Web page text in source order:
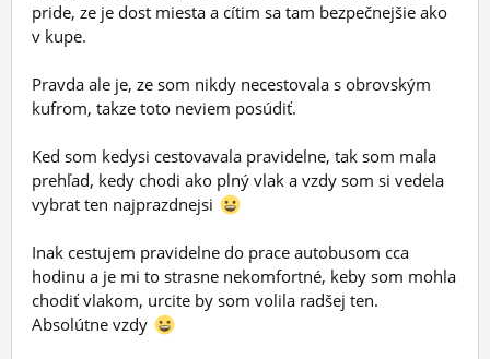
pride, ze je dost miesta a cítim sa tam bezpečnejšie ako
v kupe.
Pravda ale je, ze som nikdy necestovala s obrovským
kufrom, takze toto neviem posúdiť.
Ked som kedysi cestovavala pravidelne, tak som mala
prehľad, kedy chodi ako plný vlak a vzdy som si vedela
vybrat ten najprazdnejsi
Inak cestujem pravidelne do prace autobusom cca
hodinu a je mi to strasne nekomfortné, keby som mohla
chodiť vlakom, urcite by som volila radšej ten.
Absolútne vzdy